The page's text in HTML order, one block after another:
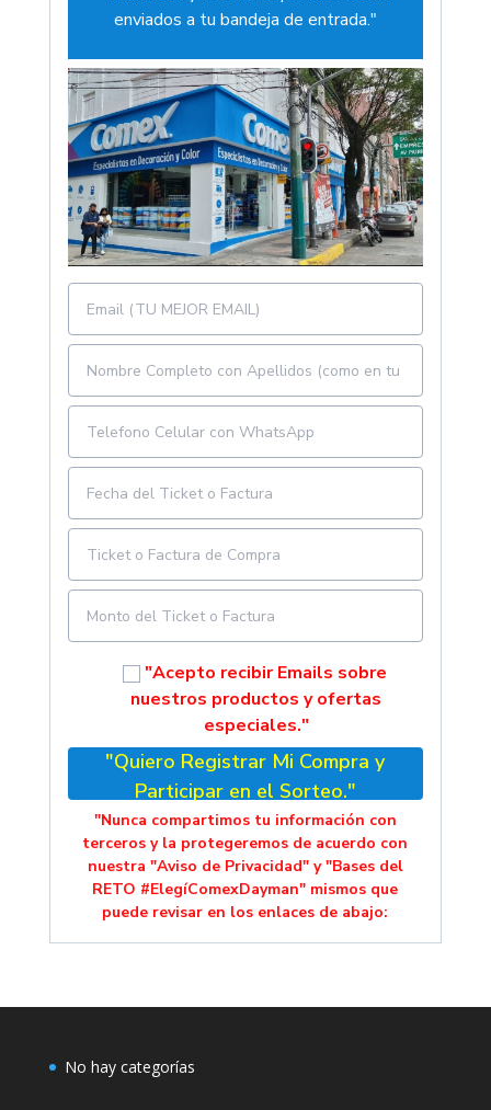
enviados a tu bandeja de entrada."
"Acepto recibir Emails sobre
nuestros productos y ofertas
especiales."
"Quiero Registrar Mi Compra y
Participar en el Sorteo."
"Nunca compartimos tu información con
terceros y la protegeremos de acuerdo con
nuestra "Aviso de Privacidad" y "Bases del
RETO #ElegíComexDayman" mismos que
puede revisar en los enlaces de abajo:
No hay categorías